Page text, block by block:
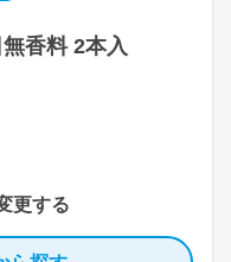
香料 2本入
更する